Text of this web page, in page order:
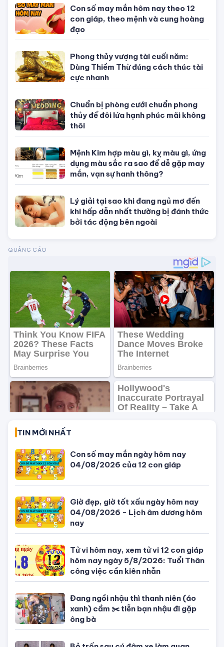
Con số may mắn hôm nay theo 12
con giáp, theo mệnh và cung hoàng
đạo
Phong thủy vượng tài cuối năm:
Dùng Thiềm Thừ đúng cách thúc tài
cực nhanh
Chuẩn bị phòng cưới chuẩn phong
thủy để đôi lứa hạnh phúc mãi không
thôi
Mệnh Kim hợp màu gì, kỵ màu gì, ứng
dụng màu sắc ra sao để dễ gặp may
mắn, vạn sự hanh thông?
Lý giải tại sao khi đang ngủ mơ đến
khi hấp dẫn nhất thường bị đánh thức